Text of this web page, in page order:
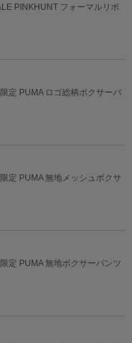
PINKHUNT フォーマルリボ
定 PUMA ロゴ総柄ボクサーパ
定 PUMA 無地メッシュボクサ
定 PUMA 無地ボクサーパンツ